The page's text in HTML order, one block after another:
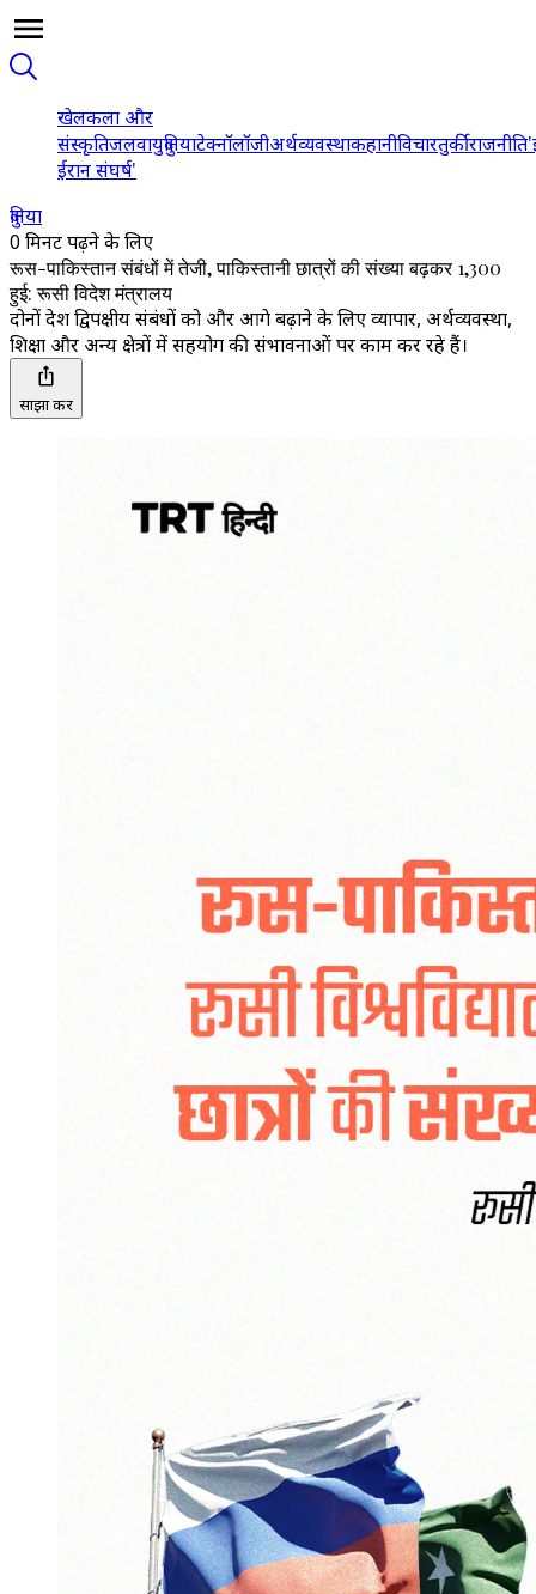
खेलकला और
संस्कृतिजलवायुदुनियाटेक्नॉलॉजीअर्थव्यवस्थाकहानीविचारतुर्कीराजनीति
ईरान संघर्ष'
दुनिया
0 मिनट पढ़ने के लिए
रूस-पाकिस्तान संबंधों में तेजी, पाकिस्तानी छात्रों की संख्या बढ़कर 1,300
हुई: रूसी विदेश मंत्रालय
दोनों देश द्विपक्षीय संबंधों को और आगे बढ़ाने के लिए व्यापार, अर्थव्यवस्था,
शिक्षा और अन्य क्षेत्रों में सहयोग की संभावनाओं पर काम कर रहे हैं।
साझा करें